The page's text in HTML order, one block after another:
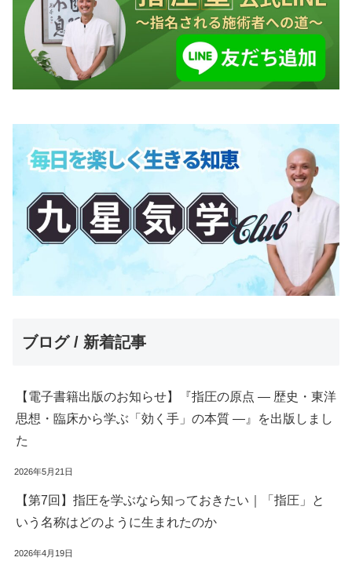
ブログ / 新着記事
【電子書籍出版のお知らせ】『指圧の原点 ― 歴史・東洋
思想・臨床から学ぶ「効く手」の本質 ―』を出版しまし
た
2026年5月21日
【第7回】指圧を学ぶなら知っておきたい｜「指圧」と
いう名称はどのように生まれたのか
2026年4月19日